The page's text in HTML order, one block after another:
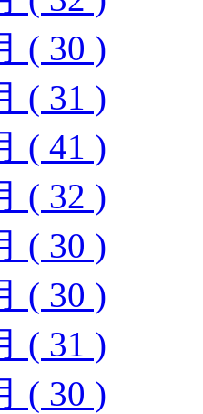
( 30 )
( 31 )
( 41 )
( 32 )
( 30 )
( 30 )
( 31 )
( 30 )